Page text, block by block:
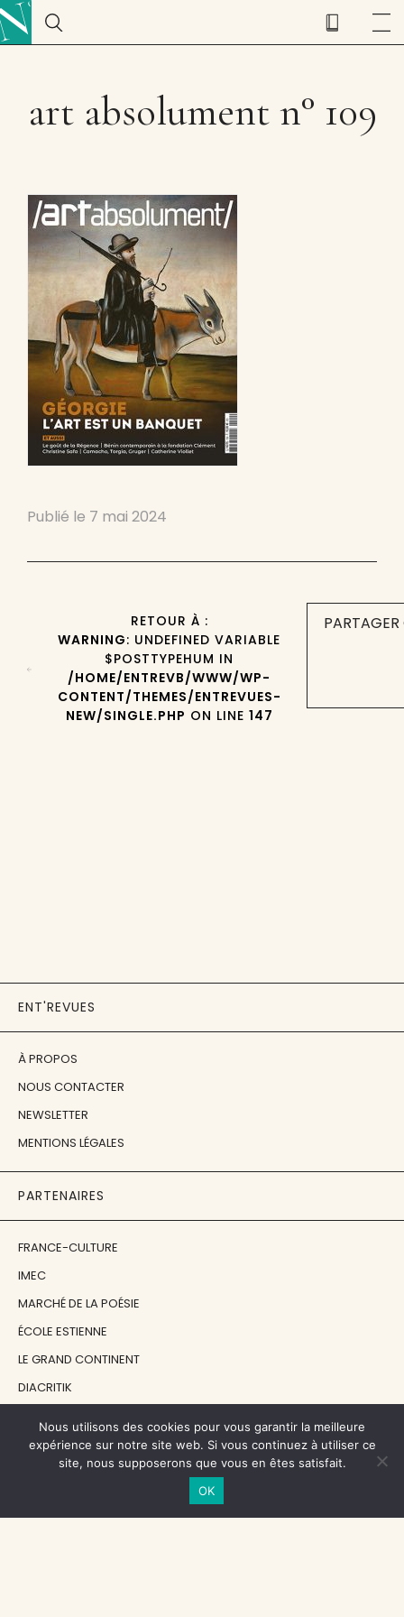
art absolument n° 109
Publié le 7 mai 2024
RETOUR À :
WARNING: UNDEFINED VARIABLE
$POSTTYPEHUM IN
/HOME/ENTREVB/WWW/WP-
CONTENT/THEMES/ENTREVUES-
NEW/SINGLE.PHP ON LINE 147
ENT'REVUES
À PROPOS
NOUS CONTACTER
NEWSLETTER
MENTIONS LÉGALES
PARTENAIRES
FRANCE-CULTURE
IMEC
MARCHÉ DE LA POÉSIE
ÉCOLE ESTIENNE
LE GRAND CONTINENT
DIACRITIK
NOS SOUTIENS
CENTRE NATIONAL DU LIVRE
Nous utilisons des cookies pour vous garantir la meilleure
expérience sur notre site web. Si vous continuez à utiliser ce
site, nous supposerons que vous en êtes satisfait.
OK